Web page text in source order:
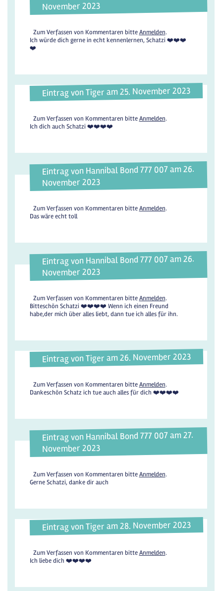
November 2023
Zum Verfassen von Kommentaren bitteAnmelden.
Ich würde dich gerne in echt kennenlernen, Schatzi ❤️❤️❤️
❤️
Eintrag von Tiger am 25. November 2023
Zum Verfassen von Kommentaren bitteAnmelden.
Ich dich auch Schatzi ❤️❤️❤️❤️
Eintrag von Hannibal Bond 777 007 am 26.
November 2023
Zum Verfassen von Kommentaren bitteAnmelden.
Das wäre echt toll
Eintrag von Hannibal Bond 777 007 am 26.
November 2023
Zum Verfassen von Kommentaren bitteAnmelden.
Bitteschön Schatzi ❤️❤️❤️❤️ Wenn ich einen Freund
habe,der mich über alles liebt, dann tue ich alles für ihn.
Eintrag von Tiger am 26. November 2023
Zum Verfassen von Kommentaren bitteAnmelden.
Dankeschön Schatz ich tue auch alles für dich ❤️❤️❤️❤️
Eintrag von Hannibal Bond 777 007 am 27.
November 2023
Zum Verfassen von Kommentaren bitteAnmelden.
Gerne Schatzi, danke dir auch
Eintrag von Tiger am 28. November 2023
Zum Verfassen von Kommentaren bitteAnmelden.
Ich liebe dich ❤️❤️❤️❤️